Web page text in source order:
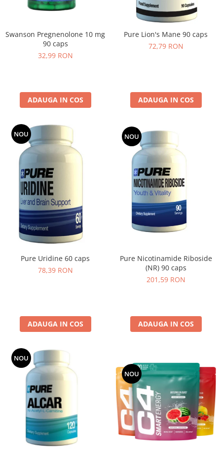
Swanson Pregnenolone 10 mg
90 caps
32,99 RON
ADAUGA IN COS
Pure Lion's Mane 90 caps
72,79 RON
ADAUGA IN COS
NOU
Pure Uridine 60 caps
78,39 RON
ADAUGA IN COS
NOU
Pure Nicotinamide Riboside
(NR) 90 caps
201,59 RON
ADAUGA IN COS
NOU
NOU